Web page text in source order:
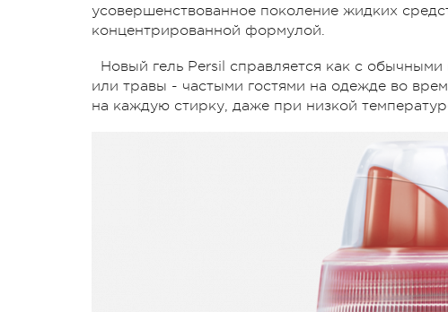
усовершенствованное поколение жидких
концентрированной формулой.
Новый гель Persil справляется как с
или травы - частыми гостями на одежде во
на каждую стирку, даже при низкой